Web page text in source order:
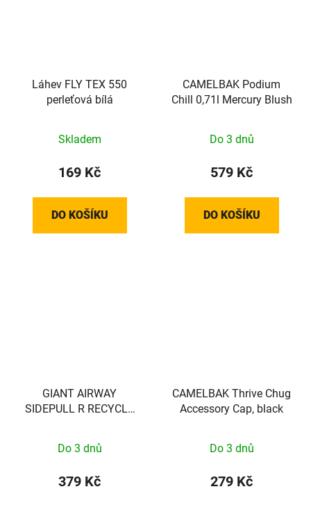
Láhev FLY TEX 550
perleťová bílá
Skladem
169 Kč
DO KOŠÍKU
CAMELBAK Podium
Chill 0,71l Mercury Blush
Do 3 dnů
579 Kč
DO KOŠÍKU
GIANT AIRWAY
SIDEPULL R RECYCLE
Do 3 dnů
379 Kč
CAMELBAK Thrive Chug
Accessory Cap, black
Do 3 dnů
279 Kč